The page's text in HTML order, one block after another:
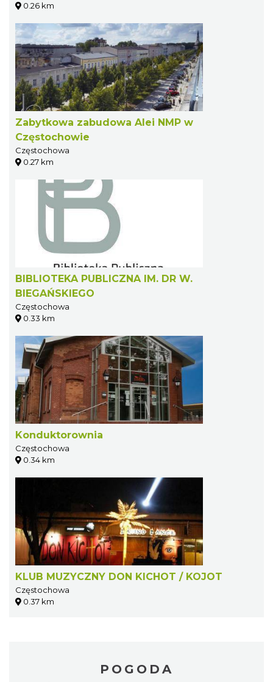
0.26 km
Zabytkowa zabudowa Alei NMP w
Częstochowie
Częstochowa
0.27 km
BIBLIOTEKA PUBLICZNA IM. DR W.
BIEGAŃSKIEGO
Częstochowa
0.33 km
Konduktorownia
Częstochowa
0.34 km
KLUB MUZYCZNY DON KICHOT / KOJOT
Częstochowa
0.37 km
POGODA